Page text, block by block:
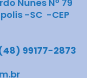
Nunes Nº 79
-SC -CEP
99177-2873